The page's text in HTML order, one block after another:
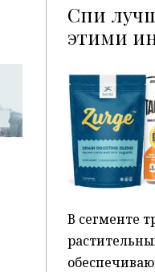
Спи
этими
В сегменте